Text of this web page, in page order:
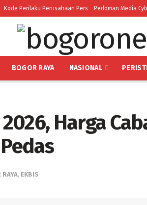
Kode Perilaku Perusahaan Pers Pedoman Media
BOGOR RAYA NASIONAL
Harga
RAYA, EKBIS